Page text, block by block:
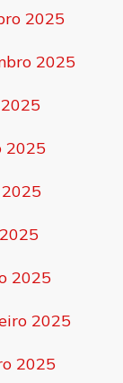
2025
2025
2025
2025
2025
2025